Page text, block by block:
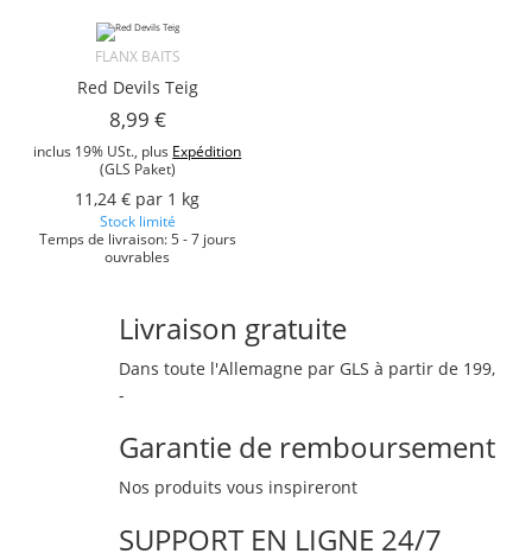
FLANX BAITS
Red Devils Teig
8,99 €
inclus 19% USt., plus Expédition
(GLS Paket)
11,24 € par 1 kg
Stock limité
Temps de livraison: 5 - 7 jours
ouvrables
Livraison gratuite
Dans toute l'Allemagne par GLS à partir de 199,
-
Garantie de remboursement
Nos produits vous inspireront
SUPPORT EN LIGNE 24/7